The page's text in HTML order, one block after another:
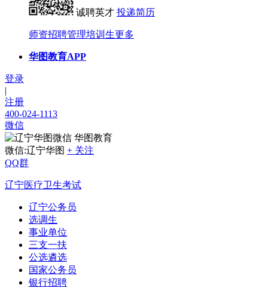
诚聘英才 投递简历
师资招聘管理培训生更多
华图教育APP
登录
|
注册
400-024-1113
微信
华图教育
微信:辽宁华图 + 关注
QQ群
辽宁医疗卫生考试
辽宁公务员
选调生
事业单位
三支一扶
公选遴选
国家公务员
银行招聘